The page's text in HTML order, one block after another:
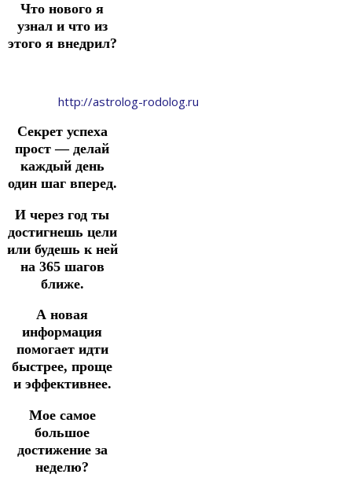
Что нового я
узнал и что из
этого я внедрил?
http://astrolog-rodolog.ru
Секрет успеха
прост — делай
каждый день
один шаг вперед.
И через год ты
достигнешь цели
или будешь к ней
на 365 шагов
ближе.
А новая
информация
помогает идти
быстрее, проще
и эффективнее.
Мое самое
большое
достижение за
неделю?